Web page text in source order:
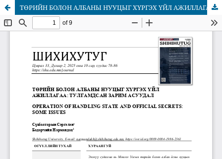
ТӨРИЙН БОЛОН АЛБАНЫ НУУЦЫГ ХҮРГЭХ ҮЙЛ АЖИЛЛАГАА: ТУЛГАМДСАН ЗАРИМ АСУУДАЛ